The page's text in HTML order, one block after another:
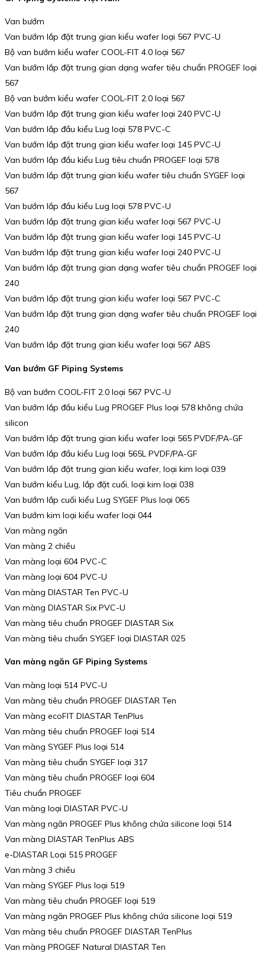
Van bướm
Van bướm lắp đặt trung gian kiểu wafer loại 567 PVC-U
Bộ van bướm kiểu wafer COOL-FIT 4.0 loại 567
Van bướm lắp đặt trung gian dạng wafer tiêu chuẩn PROGEF loại
567
Bộ van bướm kiểu wafer COOL-FIT 2.0 loại 567
Van bướm lắp đặt trung gian kiểu wafer loại 240 PVC-U
Van bướm lắp đầu kiểu Lug loại 578 PVC-C
Van bướm lắp đặt trung gian kiểu wafer loại 145 PVC-U
Van bướm lắp đầu kiểu Lug tiêu chuẩn PROGEF loại 578
Van bướm lắp đặt trung gian kiểu wafer tiêu chuẩn SYGEF loại
567
Van bướm lắp đầu kiểu Lug loại 578 PVC-U
Van bướm lắp đặt trung gian kiểu wafer loại 567 PVC-U
Van bướm lắp đặt trung gian kiểu wafer loại 145 PVC-U
Van bướm lắp đặt trung gian kiểu wafer loại 240 PVC-U
Van bướm lắp đặt trung gian dạng wafer tiêu chuẩn PROGEF loại
240
Van bướm lắp đặt trung gian kiểu wafer loại 567 PVC-C
Van bướm lắp đặt trung gian dạng wafer tiêu chuẩn PROGEF loại
240
Van bướm lắp đặt trung gian kiểu wafer loại 567 ABS
Van bướm GF Piping Systems
Bộ van bướm COOL-FIT 2.0 loại 567 PVC-U
Van bướm lắp đầu kiểu Lug PROGEF Plus loại 578 không chứa
silicon
Van bướm lắp đặt trung gian kiểu wafer loại 565 PVDF/PA-GF
Van bướm lắp đầu kiểu Lug loại 565L PVDF/PA-GF
Van bướm lắp đặt trung gian kiểu wafer, loại kim loại 039
Van bướm kiểu Lug, lắp đặt cuối, loại kim loại 038
Van bướm lắp cuối kiểu Lug SYGEF Plus loại 065
Van bướm kim loại kiểu wafer loại 044
Van màng ngăn
Van màng 2 chiều
Van màng loại 604 PVC-C
Van màng loại 604 PVC-U
Van màng DIASTAR Ten PVC-U
Van màng DIASTAR Six PVC-U
Van màng tiêu chuẩn PROGEF DIASTAR Six
Van màng tiêu chuẩn SYGEF loại DIASTAR 025
Van màng ngăn GF Piping Systems
Van màng loại 514 PVC-U
Van màng tiêu chuẩn PROGEF DIASTAR Ten
Van màng ecoFIT DIASTAR TenPlus
Van màng tiêu chuẩn PROGEF loại 514
Van màng SYGEF Plus loại 514
Van màng tiêu chuẩn SYGEF loại 317
Van màng tiêu chuẩn PROGEF loại 604
Tiêu chuẩn PROGEF
Van màng loại DIASTAR PVC-U
Van màng ngăn PROGEF Plus không chứa silicone loại 514
Van màng DIASTAR TenPlus ABS
e-DIASTAR Loại 515 PROGEF
Van màng 3 chiều
Van màng SYGEF Plus loại 519
Van màng tiêu chuẩn PROGEF loại 519
Van màng ngăn PROGEF Plus không chứa silicone loại 519
Van màng tiêu chuẩn PROGEF DIASTAR TenPlus
Van màng PROGEF Natural DIASTAR Ten